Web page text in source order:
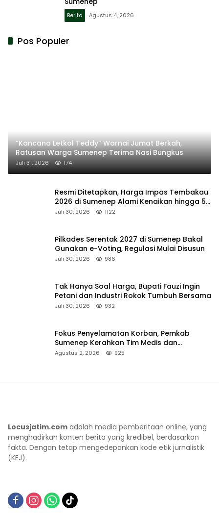
Berita Agustus 4, 2026
Pos Populer
“Kancana Letkol Teddy” Warnai Jumat Berkah,
Ratusan Warga Sumenep Terima Nasi Bungkus
Juli 31, 2026 1741
Resmi Ditetapkan, Harga Impas Tembakau
2026 di Sumenep Alami Kenaikan hingga 5
Persen
Juli 30, 2026 1122
Pilkades Serentak 2027 di Sumenep Bakal
Gunakan e-Voting, Regulasi Mulai Disusun
Juli 30, 2026 986
Tak Hanya Soal Harga, Bupati Fauzi Ingin
Petani dan Industri Rokok Tumbuh Bersama
Juli 30, 2026 932
Fokus Penyelamatan Korban, Pemkab
Sumenep Kerahkan Tim Medis dan
Ambulans ke Pelabuhan Kalianget
Agustus 2, 2026 925
Locusjatim.com adalah media pemberitaan online, yang
menghadirkan konten berita yang kredibel, berdasarkan
fakta. Dengan tetap mengedepankan kode etik jurnalistik
(KEJ).